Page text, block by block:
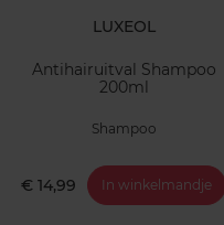
LUXEOL
Antihairuitval Shampoo
200ml
Shampoo
€ 14,99 In winkelmandje